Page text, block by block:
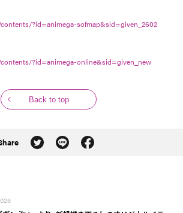
?id=animega-sofmap&sid=given_2602
?id=animega-online&sid=given_new
Back to top